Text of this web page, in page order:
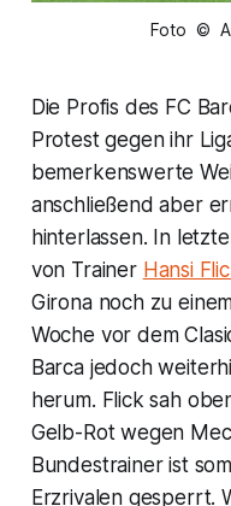
Foto ©
Die Profis des FC
Protest gegen ihr
bemerkenswerte
anschließend aber
hinterlassen. In
von Trainer Hansi
Girona noch zu
Woche vor dem
Barca jedoch
herum. Flick sah
Gelb-Rot wegen
Bundestrainer ist
Erzrivalen gesperrt.